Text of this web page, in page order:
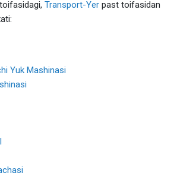
toifasidagi, Transport-Yer past toifasidan
Yuk Mashinasi